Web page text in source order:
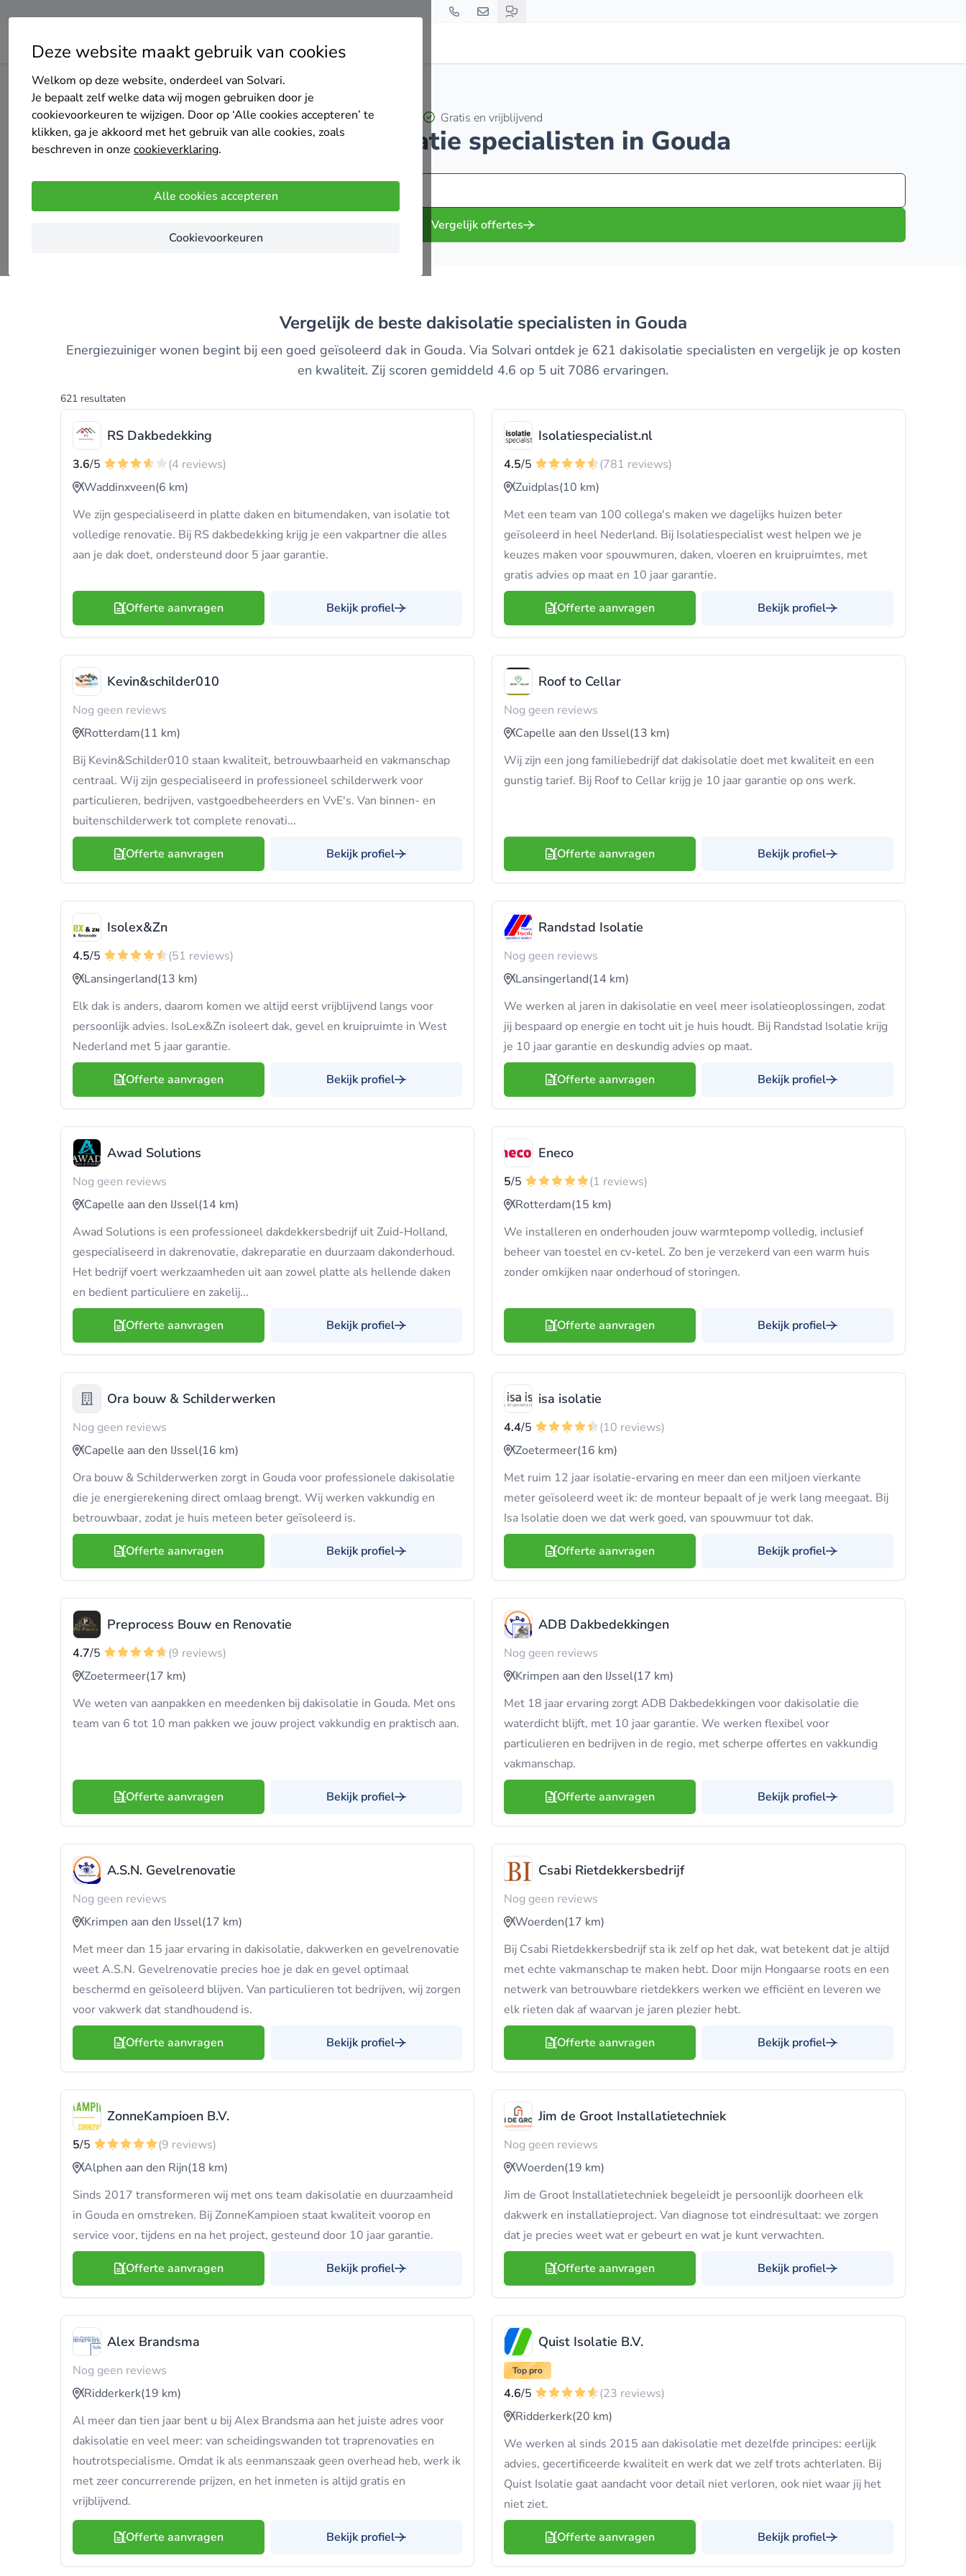
Deze website maakt gebruik van cookies
Welkom op deze website, onderdeel van Solvari.
Je bepaalt zelf welke data wij mogen gebruiken door je
cookievoorkeuren te wijzigen. Door op ‘Alle cookies accepteren’ te
klikken, ga je akkoord met het gebruik van alle cookies, zoals
beschreven in onze cookieverklaring.
Alle cookies accepteren
Cookievoorkeuren
Home Dakisolatie Zuid-Holland Gouda
Gratis en vrijblijvend
Top 20 dakisolatie specialisten in Gouda
Vergelijk offertes
Vergelijk de beste dakisolatie specialisten in Gouda
Energiezuiniger wonen begint bij een goed geïsoleerd dak in Gouda. Via Solvari ontdek je 621 dakisolatie specialisten en vergelijk je op kosten
en kwaliteit. Zij scoren gemiddeld 4.6 op 5 uit 7086 ervaringen.
621 resultaten
RS Dakbedekking
3.6/5
(4 reviews)
Waddinxveen(6 km)
We zijn gespecialiseerd in platte daken en bitumendaken, van isolatie tot
volledige renovatie. Bij RS dakbedekking krijg je een vakpartner die alles
aan je dak doet, ondersteund door 5 jaar garantie.
Offerte aanvragen Bekijk profiel
Isolatiespecialist.nl
4.5/5
(781 reviews)
Zuidplas(10 km)
Met een team van 100 collega's maken we dagelijks huizen beter
geïsoleerd in heel Nederland. Bij Isolatiespecialist west helpen we je
keuzes maken voor spouwmuren, daken, vloeren en kruipruimtes, met
gratis advies op maat en 10 jaar garantie.
Offerte aanvragen Bekijk profiel
Kevin&schilder010
Nog geen reviews
Rotterdam(11 km)
Bij Kevin&Schilder010 staan kwaliteit, betrouwbaarheid en vakmanschap
centraal. Wij zijn gespecialiseerd in professioneel schilderwerk voor
particulieren, bedrijven, vastgoedbeheerders en VvE's. Van binnen- en
buitenschilderwerk tot complete renovati...
Offerte aanvragen Bekijk profiel
Roof to Cellar
Nog geen reviews
Capelle aan den IJssel(13 km)
Wij zijn een jong familiebedrijf dat dakisolatie doet met kwaliteit en een
gunstig tarief. Bij Roof to Cellar krijg je 10 jaar garantie op ons werk.
Offerte aanvragen Bekijk profiel
Isolex&Zn
4.5/5
(51 reviews)
Lansingerland(13 km)
Elk dak is anders, daarom komen we altijd eerst vrijblijvend langs voor
persoonlijk advies. IsoLex&Zn isoleert dak, gevel en kruipruimte in West
Nederland met 5 jaar garantie.
Offerte aanvragen Bekijk profiel
Randstad Isolatie
Nog geen reviews
Lansingerland(14 km)
We werken al jaren in dakisolatie en veel meer isolatieoplossingen, zodat
jij bespaard op energie en tocht uit je huis houdt. Bij Randstad Isolatie krijg
je 10 jaar garantie en deskundig advies op maat.
Offerte aanvragen Bekijk profiel
Awad Solutions
Nog geen reviews
Capelle aan den IJssel(14 km)
Awad Solutions is een professioneel dakdekkersbedrijf uit Zuid-Holland,
gespecialiseerd in dakrenovatie, dakreparatie en duurzaam dakonderhoud.
Het bedrijf voert werkzaamheden uit aan zowel platte als hellende daken
en bedient particuliere en zakelij...
Offerte aanvragen Bekijk profiel
Eneco
5/5
(1 reviews)
Rotterdam(15 km)
We installeren en onderhouden jouw warmtepomp volledig, inclusief
beheer van toestel en cv-ketel. Zo ben je verzekerd van een warm huis
zonder omkijken naar onderhoud of storingen.
Offerte aanvragen Bekijk profiel
Ora bouw & Schilderwerken
Nog geen reviews
Capelle aan den IJssel(16 km)
Ora bouw & Schilderwerken zorgt in Gouda voor professionele dakisolatie
die je energierekening direct omlaag brengt. Wij werken vakkundig en
betrouwbaar, zodat je huis meteen beter geïsoleerd is.
Offerte aanvragen Bekijk profiel
isa isolatie
4.4/5
(10 reviews)
Zoetermeer(16 km)
Met ruim 12 jaar isolatie-ervaring en meer dan een miljoen vierkante
meter geïsoleerd weet ik: de monteur bepaalt of je werk lang meegaat. Bij
Isa Isolatie doen we dat werk goed, van spouwmuur tot dak.
Offerte aanvragen Bekijk profiel
Preprocess Bouw en Renovatie
4.7/5
(9 reviews)
Zoetermeer(17 km)
We weten van aanpakken en meedenken bij dakisolatie in Gouda. Met ons
team van 6 tot 10 man pakken we jouw project vakkundig en praktisch aan.
Offerte aanvragen Bekijk profiel
ADB Dakbedekkingen
Nog geen reviews
Krimpen aan den IJssel(17 km)
Met 18 jaar ervaring zorgt ADB Dakbedekkingen voor dakisolatie die
waterdicht blijft, met 10 jaar garantie. We werken flexibel voor
particulieren en bedrijven in de regio, met scherpe offertes en vakkundig
vakmanschap.
Offerte aanvragen Bekijk profiel
A.S.N. Gevelrenovatie
Nog geen reviews
Krimpen aan den IJssel(17 km)
Met meer dan 15 jaar ervaring in dakisolatie, dakwerken en gevelrenovatie
weet A.S.N. Gevelrenovatie precies hoe je dak en gevel optimaal
beschermd en geïsoleerd blijven. Van particulieren tot bedrijven, wij zorgen
voor vakwerk dat standhoudend is.
Offerte aanvragen Bekijk profiel
Csabi Rietdekkersbedrijf
Nog geen reviews
Woerden(17 km)
Bij Csabi Rietdekkersbedrijf sta ik zelf op het dak, wat betekent dat je altijd
met echte vakmanschap te maken hebt. Door mijn Hongaarse roots en een
netwerk van betrouwbare rietdekkers werken we efficiënt en leveren we
elk rieten dak af waarvan je jaren plezier hebt.
Offerte aanvragen Bekijk profiel
ZonneKampioen B.V.
5/5
(9 reviews)
Alphen aan den Rijn(18 km)
Sinds 2017 transformeren wij met ons team dakisolatie en duurzaamheid
in Gouda en omstreken. Bij ZonneKampioen staat kwaliteit voorop en
service voor, tijdens en na het project, gesteund door 10 jaar garantie.
Offerte aanvragen Bekijk profiel
Jim de Groot Installatietechniek
Nog geen reviews
Woerden(19 km)
Jim de Groot Installatietechniek begeleidt je persoonlijk doorheen elk
dakwerk en installatieproject. Van diagnose tot eindresultaat: we zorgen
dat je precies weet wat er gebeurt en wat je kunt verwachten.
Offerte aanvragen Bekijk profiel
Alex Brandsma
Nog geen reviews
Ridderkerk(19 km)
Al meer dan tien jaar bent u bij Alex Brandsma aan het juiste adres voor
dakisolatie en veel meer: van scheidingswanden tot traprenovaties en
houtrotspecialisme. Omdat ik als eenmanszaak geen overhead heb, werk ik
met zeer concurrerende prijzen, en het inmeten is altijd gratis en
vrijblijvend.
Offerte aanvragen Bekijk profiel
Quist Isolatie B.V.
Top pro
4.6/5
(23 reviews)
Ridderkerk(20 km)
We werken al sinds 2015 aan dakisolatie met dezelfde principes: eerlijk
advies, gecertificeerde kwaliteit en werk dat we zelf trots achterlaten. Bij
Quist Isolatie gaat aandacht voor detail niet verloren, ook niet waar jij het
niet ziet.
Offerte aanvragen Bekijk profiel